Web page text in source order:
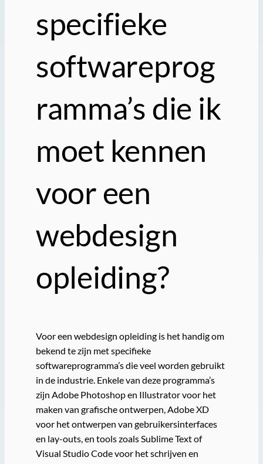
specifieke
softwareprog
ramma’s die ik
moet kennen
voor een
webdesign
opleiding?
Voor een webdesign opleiding is het handig om
bekend te zijn met specifieke
softwareprogramma’s die veel worden gebruikt
in de industrie. Enkele van deze programma’s
zijn Adobe Photoshop en Illustrator voor het
maken van grafische ontwerpen, Adobe XD
voor het ontwerpen van gebruikersinterfaces
en lay-outs, en tools zoals Sublime Text of
Visual Studio Code voor het schrijven en